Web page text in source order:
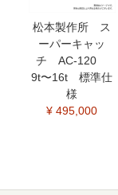
松本製作所 ス
ーパーキャッ
チ AC-120
9t〜16t 標準仕
様
¥ 495,000